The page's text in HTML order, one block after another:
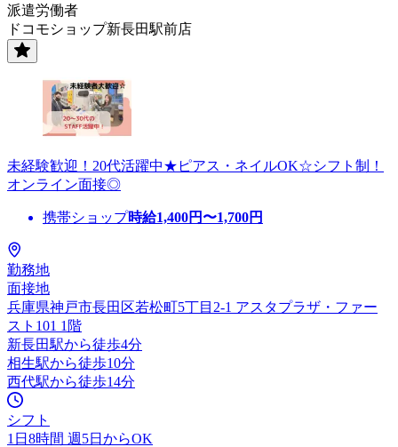
派遣労働者
ドコモショップ新長田駅前店
未経験歓迎！20代活躍中★ピアス・ネイルOK☆シフト制！
オンライン面接◎
携帯ショップ時給1,400円〜1,700円
勤務地
面接地
兵庫県神戸市長田区若松町5丁目2-1 アスタプラザ・ファー
スト101 1階
新長田駅から徒歩4分
相生駅から徒歩10分
西代駅から徒歩14分
シフト
1日8時間 週5日からOK